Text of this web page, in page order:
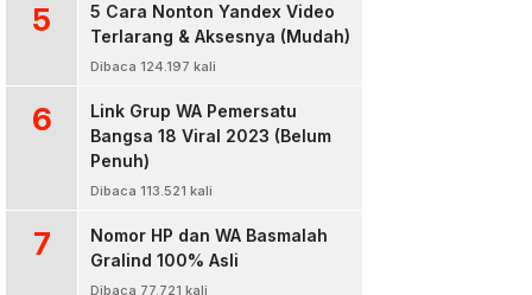
5
5 Cara Nonton Yandex Video
Terlarang & Aksesnya (Mudah)
Dibaca 124.197 kali
6
Link Grup WA Pemersatu
Bangsa 18 Viral 2023 (Belum
Penuh)
Dibaca 113.521 kali
7
Nomor HP dan WA Basmalah
Gralind 100% Asli
Dibaca 77.721 kali